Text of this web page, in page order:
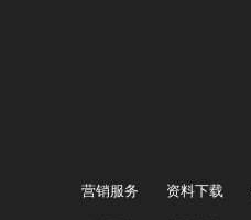
营销服务 资料下载